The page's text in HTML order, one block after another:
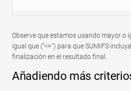
Observe que estamos usando mayor o
igual que ("<=") para que SUMIFS
finalización en el resultado final.
Añadiendo más